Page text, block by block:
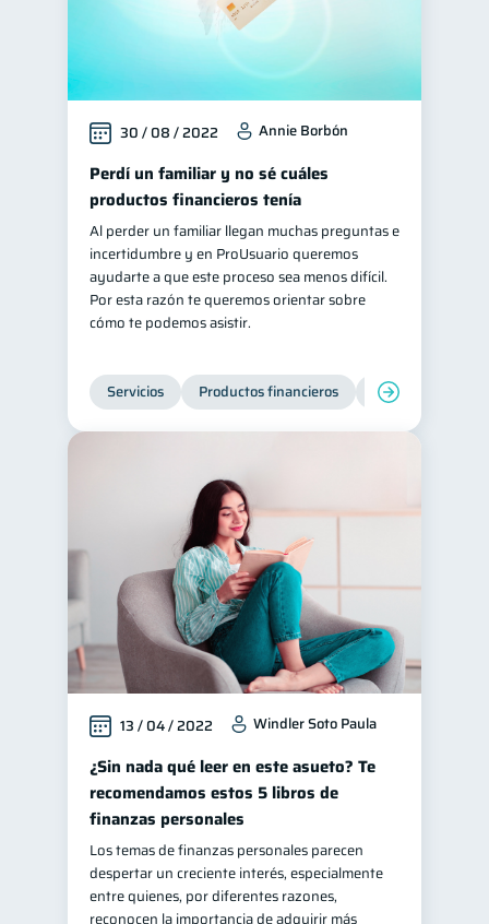
30 / 08 / 2022 Annie Borbón
Perdí un familiar y no sé cuáles
productos financieros tenía
Al perder un familiar llegan muchas preguntas e
incertidumbre y en ProUsuario queremos
ayudarte a que este proceso sea menos difícil.
Por esta razón te queremos orientar sobre
cómo te podemos asistir.
Servicios Productos financieros Inclusión
13 / 04 / 2022 Windler Soto Paula
¿Sin nada qué leer en este asueto? Te
recomendamos estos 5 libros de
finanzas personales
Los temas de finanzas personales parecen
despertar un creciente interés, especialmente
entre quienes, por diferentes razones,
reconocen la importancia de adquirir más